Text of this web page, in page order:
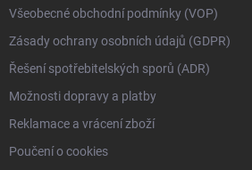
Všeobecné obchodní podmínky (VOP)
Zásady ochrany osobních údajů (GDPR)
Řešení spotřebitelských sporů (ADR)
Možnosti dopravy a platby
Reklamace a vrácení zboží
Poučení o cookies